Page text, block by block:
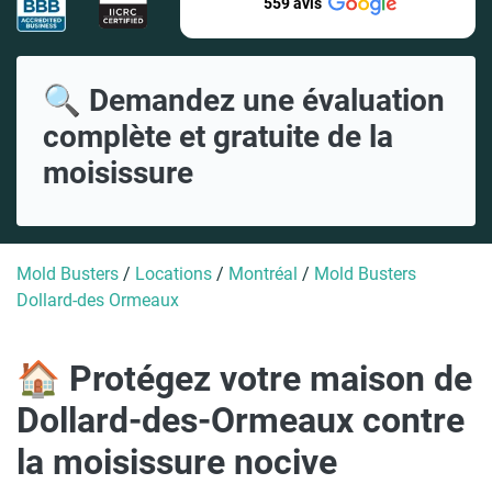
🔍 Demandez une évaluation
complète et gratuite de la
moisissure
Mold Busters / Locations / Montréal / Mold Busters
Dollard-des Ormeaux
🏠 Protégez votre maison de
Dollard-des-Ormeaux contre
la moisissure nocive